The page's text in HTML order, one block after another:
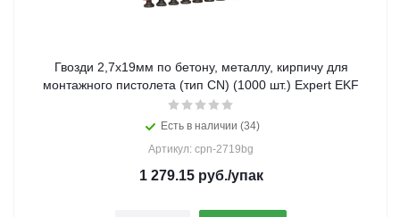
Гвозди 2,7х19мм по бетону, металлу, кирпичу для
монтажного пистолета (тип CN) (1000 шт.) Expert EKF
Есть в наличии (34)
Артикул: cpn-2719bg
1 279.15руб./упак